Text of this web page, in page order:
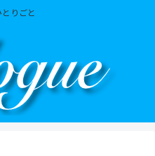
りごと